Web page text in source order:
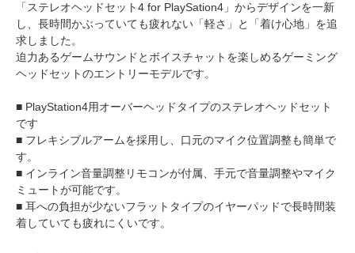
「ステレオヘッドセット4 for PlaySation4」からデザインを一新
し、長時間かぶっていても疲れない「軽さ」と「着け心地」を追
求しました。
迫力あるゲームサウンドとボイスチャットを楽しめるゲーミング
ヘッドセットのエントリーモデルです。
■ PlayStation4用オーバーヘッドタイプのステレオヘッドセット
です
■ フレキシブルアームを採用し、口元のマイク位置調整も簡単で
す。
■ インライン音量調整リモコンが付属、手元で音量調整やマイク
ミュートが可能です。
■ 耳への負担が少ないフラットタイプのイヤーパッドで長時間装
着していても疲れにくいです。